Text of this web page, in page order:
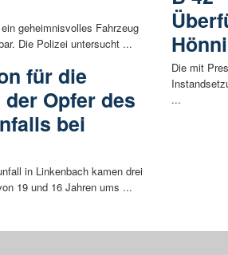
geheimnisvolles Fahrzeug
Die Polizei untersucht ...
für die
Opfer des
bei
in Linkenbach kamen drei
19 und 16 Jahren ums ...
Die mit
...